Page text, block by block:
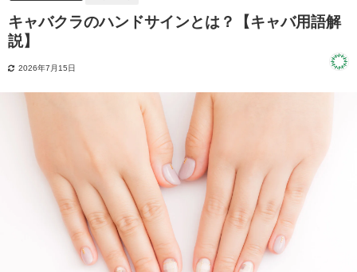
キャバクラのハンドサインとは？【キャバ用語解
説】
2026年7月15日